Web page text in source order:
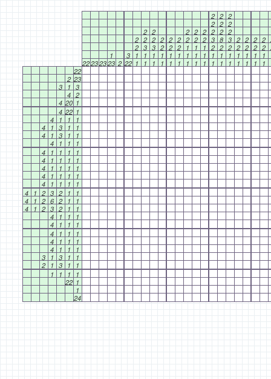
2 2 2
2 2 2
2 2 2 2 2 2 2 2
2 2 2 2 2 2 2 2 2 3 8 3 2 2 2 2
2 3 3 2 2 2 1 1 1 2 2 2 2 2 2 2
1
3 1 1 1 1 1 1 1 1 1 1 1 1 1 1 1 1
22232323 2 22 1 1 1 1 1 1 1 1 1 1 1 1 1 1 1 1
22
2 23
3
1 3
4 2
4 20 1
4 22 1
4
1 1
1
4
1 3 1
1
4
1 3 1
1
4
1 1
1
4
1 1 1
1
4
1 1 1
1
4
1 1 1
1
4
1 1 1
1
4
1 1 1
1
4
1 2 3 2 1
1
4
1 2 6 2 1
1
4
1 2 3 2 1
1
4
1 1
1
4
1 1
1
4
1 1
1
4
1 1
1
4
1 1
1
3
1 3 1
1
2
1 3 1
1
1
1 1
1
22 1
1
24